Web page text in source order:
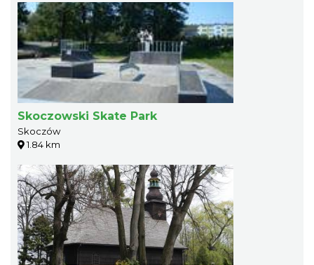
Skoczowski Skate Park
Skoczów
1.84 km